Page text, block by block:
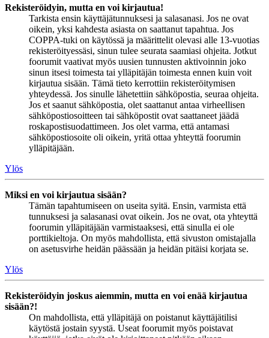
Rekisteröidyin, mutta en voi kirjautua!
Tarkista ensin käyttäjätunnuksesi ja salasanasi. Jos ne ovat
oikein, yksi kahdesta asiasta on saattanut tapahtua. Jos
COPPA-tuki on käytössä ja määrittelit olevasi alle 13-vuotias
rekisteröityessäsi, sinun tulee seurata saamiasi ohjeita. Jotkut
foorumit vaativat myös uusien tunnusten aktivoinnin joko
sinun itsesi toimesta tai ylläpitäjän toimesta ennen kuin voit
kirjautua sisään. Tämä tieto kerrottiin rekisteröitymisen
yhteydessä. Jos sinulle lähetettiin sähköpostia, seuraa ohjeita.
Jos et saanut sähköpostia, olet saattanut antaa virheellisen
sähköpostiosoitteen tai sähköpostit ovat saattaneet jäädä
roskapostisuodattimeen. Jos olet varma, että antamasi
sähköpostiosoite oli oikein, yritä ottaa yhteyttä foorumin
ylläpitäjään.
Ylös
Miksi en voi kirjautua sisään?
Tämän tapahtumiseen on useita syitä. Ensin, varmista että
tunnuksesi ja salasanasi ovat oikein. Jos ne ovat, ota yhteyttä
foorumin ylläpitäjään varmistaaksesi, että sinulla ei ole
porttikieltoja. On myös mahdollista, että sivuston omistajalla
on asetusvirhe heidän päässään ja heidän pitäisi korjata se.
Ylös
Rekisteröidyin joskus aiemmin, mutta en voi enää kirjautua
sisään?!
On mahdollista, että ylläpitäjä on poistanut käyttäjätilisi
käytöstä jostain syystä. Useat foorumit myös poistavat